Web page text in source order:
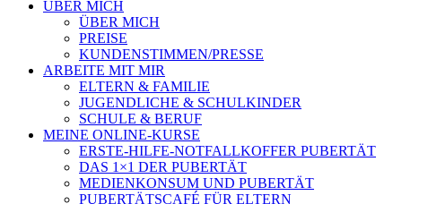
ÜBER MICH
ÜBER MICH
PREISE
KUNDENSTIMMEN/PRESSE
ARBEITE MIT MIR
ELTERN & FAMILIE
JUGENDLICHE & SCHULKINDER
SCHULE & BERUF
MEINE ONLINE-KURSE
ERSTE-HILFE-NOTFALLKOFFER PUBERTÄT
DAS 1×1 DER PUBERTÄT
MEDIENKONSUM UND PUBERTÄT
PUBERTÄTSCAFÉ FÜR ELTERN